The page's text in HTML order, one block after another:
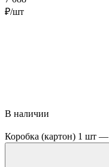
₽/шт
В наличии
Коробка (картон) 1 шт —